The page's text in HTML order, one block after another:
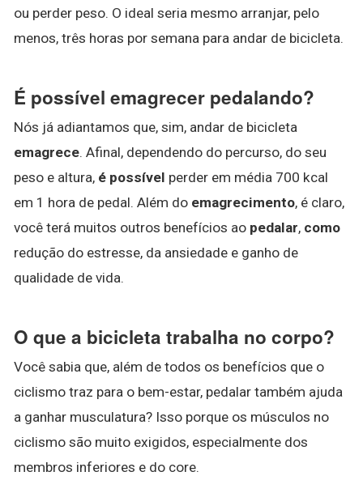
ou perder peso. O ideal seria mesmo arranjar, pelo
menos, três horas por semana para andar de bicicleta.
É possível emagrecer pedalando?
Nós já adiantamos que, sim, andar de bicicleta
emagrece. Afinal, dependendo do percurso, do seu
peso e altura, é possível perder em média 700 kcal
em 1 hora de pedal. Além do emagrecimento, é claro,
você terá muitos outros benefícios ao pedalar, como
redução do estresse, da ansiedade e ganho de
qualidade de vida.
O que a bicicleta trabalha no corpo?
Você sabia que, além de todos os benefícios que o
ciclismo traz para o bem-estar, pedalar também ajuda
a ganhar musculatura? Isso porque os músculos no
ciclismo são muito exigidos, especialmente dos
membros inferiores e do core.